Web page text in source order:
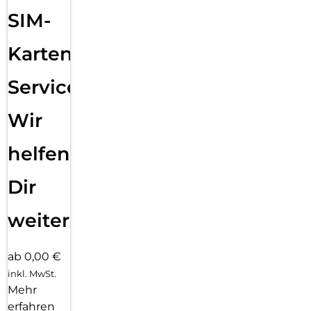
SIM-
Karten
Service:
Wir
helfen
Dir
weiter
ab 0,00 €
inkl. MwSt.
Mehr
erfahren